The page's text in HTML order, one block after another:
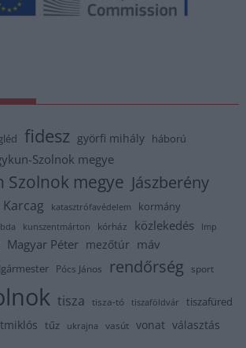
fidesz györfi mihály háború
Szolnok megye
Szolnok megye Jászberény
Karcag katasztrófavédelem kormány
kunszentmárton kórház közlekedés lmp
Magyar Péter mezőtúr máv
Pócs János rendőrség sport
tisza tisza-tó tiszaföldvár tiszafüred
tűz ukrajna vasút vonat választás